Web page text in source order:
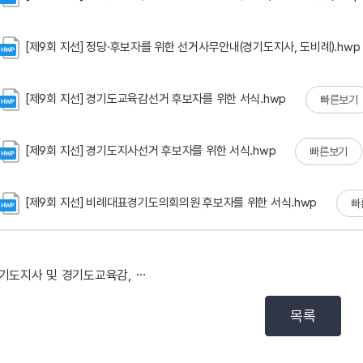
[제9회 지선] 정당·후보자를 위한 선거사무안내(경기도지사, 도비례).hwp
[제9회 지선] 경기도교육감선거 후보자를 위한 서식.hwp 빠른보기
[제9회 지선] 경기도지사선거 후보자를 위한 서식.hwp 빠른보기
[제9회 지선] 비례대표경기도의회의원 후보자를 위한 서식.hwp 빠
경기도지사 및 경기도교육감, 비례대표경기도의원 선거벽보...
목록